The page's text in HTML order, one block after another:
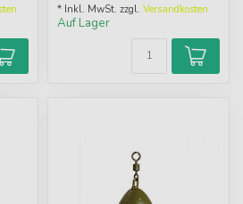
* Inkl. MwSt. zzgl. Versandkosten
Auf Lager